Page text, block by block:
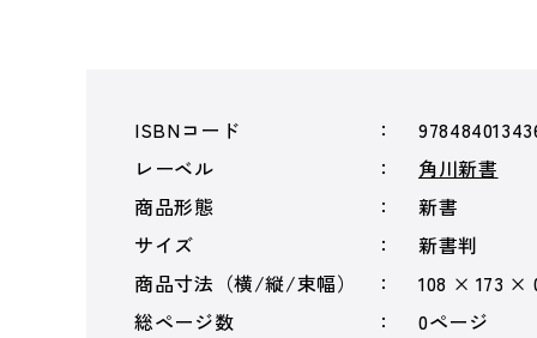
ISBNコード
レーベル
角川新書
商品形態
新書
サイズ
新書判
商品寸法（横/縦/束幅）
108 × 173 ×
総ページ数
0ページ